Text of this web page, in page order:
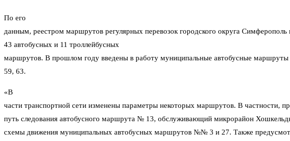
По его
данным, реестром маршрутов регулярных перевозок городского округа Симферополь
43 автобусных и 11 троллейбусных
маршрутов. В прошлом году введены в работу муниципальные автобусные
59, 63.
«В
части транспортной сети изменены параметры некоторых маршрутов. В частности,
путь следования автобусного маршрута № 13, обслуживающий микрорайон
схемы движения муниципальных автобусных маршрутов №№ 3 и 27. Также